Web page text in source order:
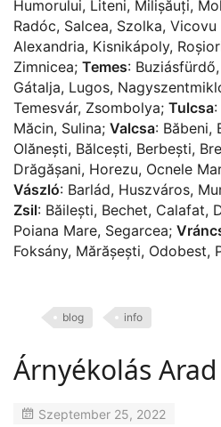
Humorului, Liteni, Milișăuți,
Radóc, Salcea, Szolka, Vicovu
Alexandria, Kisnikápoly,
Zimnicea; Temes: Buziásfürdő,
Gátalja, Lugos,
Temesvár, Zsombolya; Tulcsa:
Măcin, Sulina; Valcsa: Băbeni,
Olănești, Bălcești, Berbești,
Drăgășani, Horezu, Ocnele
Vászló: Barlád, Huszváros,
Zsil: Băilești, Bechet, Calafat,
Poiana Mare, Segarcea;
Foksány, Mărășești, Odobest,
blog info
Árnyékolás Arad
Szeptember 25, 2022